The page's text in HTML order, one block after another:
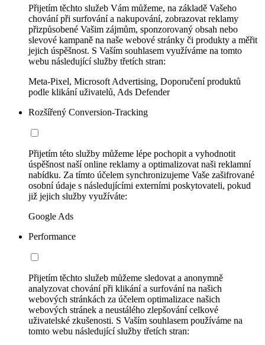
Přijetím těchto služeb Vám můžeme, na základě Vašeho
chování při surfování a nakupování, zobrazovat reklamy
přizpůsobené Vašim zájmům, sponzorovaný obsah nebo
slevové kampaně na naše webové stránky či produkty a měřit
jejich úspěšnost. S Vaším souhlasem využíváme na tomto
webu následující služby třetích stran:
Meta-Pixel, Microsoft Advertising, Doporučení produktů
podle klikání uživatelů, Ads Defender
Rozšířený Conversion-Tracking
Přijetím této služby můžeme lépe pochopit a vyhodnotit
úspěšnost naší online reklamy a optimalizovat naši reklamní
nabídku. Za tímto účelem synchronizujeme Vaše zašifrované
osobní údaje s následujícími externími poskytovateli, pokud
již jejich služby využíváte:
Google Ads
Performance
Přijetím těchto služeb můžeme sledovat a anonymně
analyzovat chování při klikání a surfování na našich
webových stránkách za účelem optimalizace našich
webových stránek a neustálého zlepšování celkové
uživatelské zkušenosti. S Vaším souhlasem používáme na
tomto webu následující služby třetích stran: